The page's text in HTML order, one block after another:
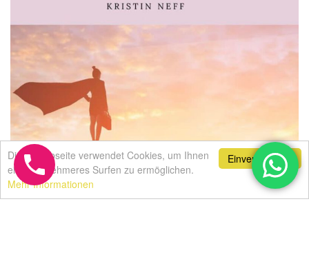
Einverstanden!
Diese Webseite verwendet Cookies, um Ihnen
ein angenehmeres Surfen zu ermöglichen.
Mehr Informationen